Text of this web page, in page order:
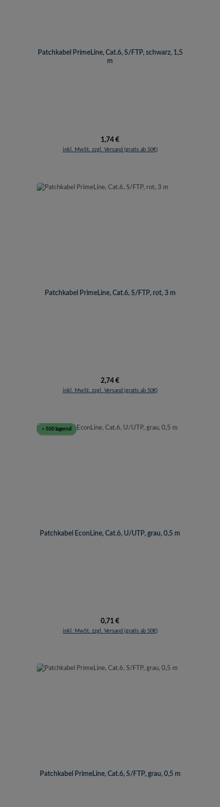
Patchkabel PrimeLine, Cat.6, S/FTP, schwarz, 1,5
m
Regulärer Preis:
1,74 €
inkl. MwSt. zzgl. Versand (gratis ab 50€)
Patchkabel PrimeLine, Cat.6, S/FTP, rot, 3 m
Regulärer Preis:
2,74 €
inkl. MwSt. zzgl. Versand (gratis ab 50€)
> 500 lagernd
Patchkabel EconLine, Cat.6, U/UTP, grau, 0,5 m
Regulärer Preis:
0,71 €
inkl. MwSt. zzgl. Versand (gratis ab 50€)
Patchkabel PrimeLine, Cat.6, S/FTP, grau, 0,5 m